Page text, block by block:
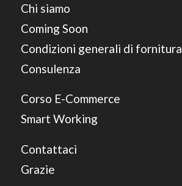
Chi siamo
Coming Soon
Condizioni generali di fornitura
Consulenza
Corso E-Commerce
Smart Working
Contattaci
Grazie